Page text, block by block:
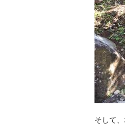
そして